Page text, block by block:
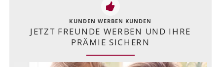
KUNDEN WERBEN KUNDEN
JETZT FREUNDE WERBEN UND IHRE
PRÄMIE SICHERN